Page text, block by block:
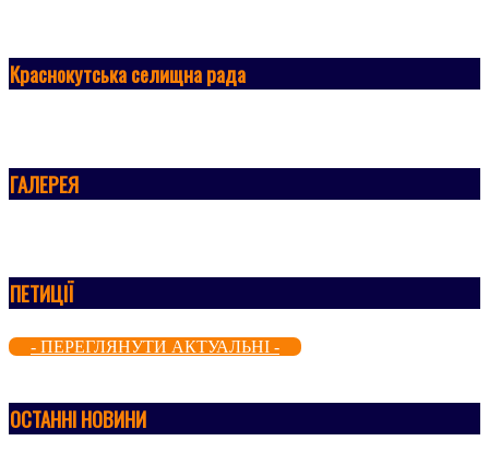
Краснокутська селищна рада
ГАЛЕРЕЯ
ПЕТИЦІЇ
- ПЕРЕГЛЯНУТИ АКТУАЛЬНІ -
ОСТАННІ НОВИНИ